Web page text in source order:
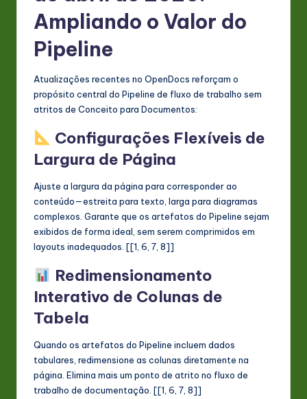
Ampliando o Valor do
Pipeline
Atualizações recentes no OpenDocs reforçam o
propósito central do Pipeline de fluxo de trabalho sem
atritos de Conceito para Documentos:
Configurações Flexíveis de
Largura de Página
Ajuste a largura da página para corresponder ao
conteúdo—estreita para texto, larga para diagramas
complexos. Garante que os artefatos do Pipeline sejam
exibidos de forma ideal, sem serem comprimidos em
layouts inadequados. [[1, 6, 7, 8]]
Redimensionamento
Interativo de Colunas de
Tabela
Quando os artefatos do Pipeline incluem dados
tabulares, redimensione as colunas diretamente na
página. Elimina mais um ponto de atrito no fluxo de
trabalho de documentação. [[1, 6, 7, 8]]